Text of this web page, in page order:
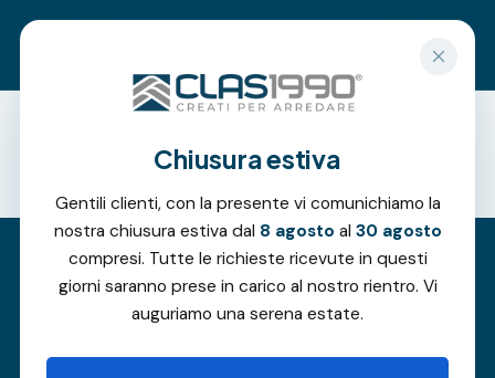
Chiusura estiva
Gentili clienti, con la presente vi comunichiamo la
nostra chiusura estiva dal 8 agosto al 30 agosto
compresi. Tutte le richieste ricevute in questi
giorni saranno prese in carico al nostro rientro. Vi
auguriamo una serena estate.
Realizzare un
Giardino